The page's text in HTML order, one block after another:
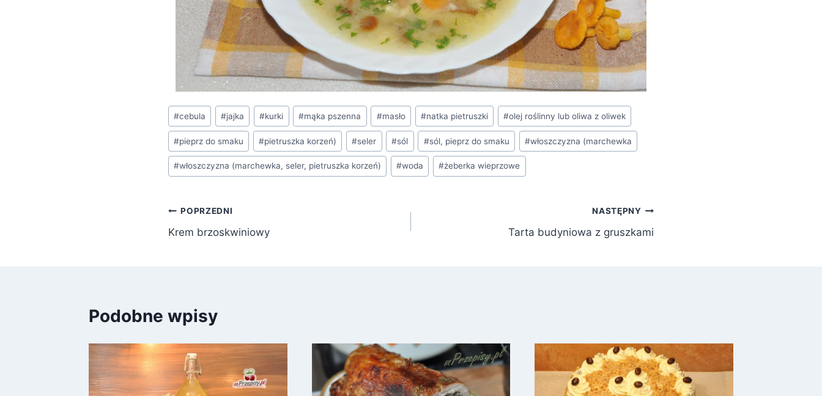
Tagi
wpisu:
#cebula #jajka #kurki #mąka pszenna #masło #natka pietruszki #olej roślinny lub oliwa z oliwek
#pieprz do smaku #pietruszka korzeń) #seler #sól #sól, pieprz do smaku #włoszczyzna (marchewka
#włoszczyzna (marchewka, seler, pietruszka korzeń) #woda #żeberka wieprzowe
Nawigacja
wpisu
POPRZEDNI
Krem brzoskwiniowy
NASTĘPNY
Tarta budyniowa z gruszkami
Podobne wpisy